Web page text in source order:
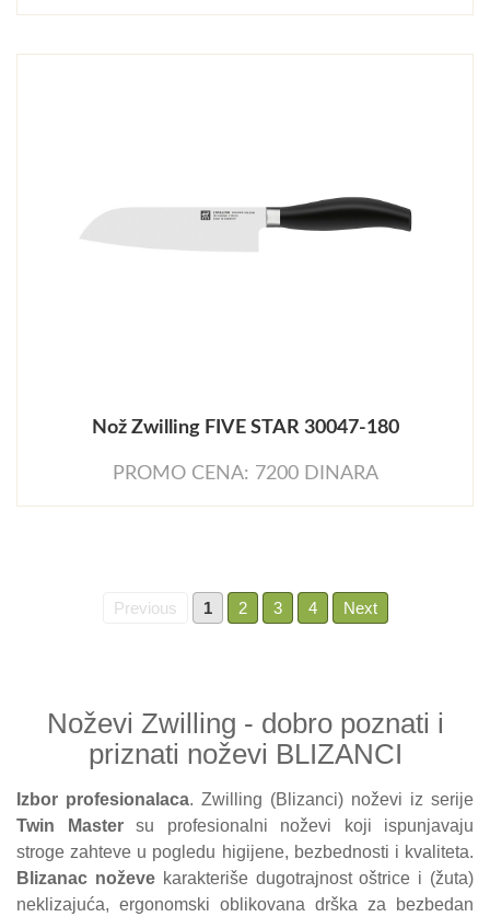
Nož Zwilling FIVE STAR 30047-180
PROMO CENA: 7200 DINARA
Previous 1 2 3 4 Next
Noževi Zwilling - dobro poznati i
priznati noževi BLIZANCI
Izbor profesionalaca. Zwilling (Blizanci) noževi iz serije
Twin Mastersu profesionalni noževi koji ispunjavaju
stroge zahteve u pogledu higijene, bezbednosti i kvaliteta.
Blizanac noževekarakteriše dugotrajnost oštrice i (žuta)
neklizajuća, ergonomski oblikovana drška za bezbedan